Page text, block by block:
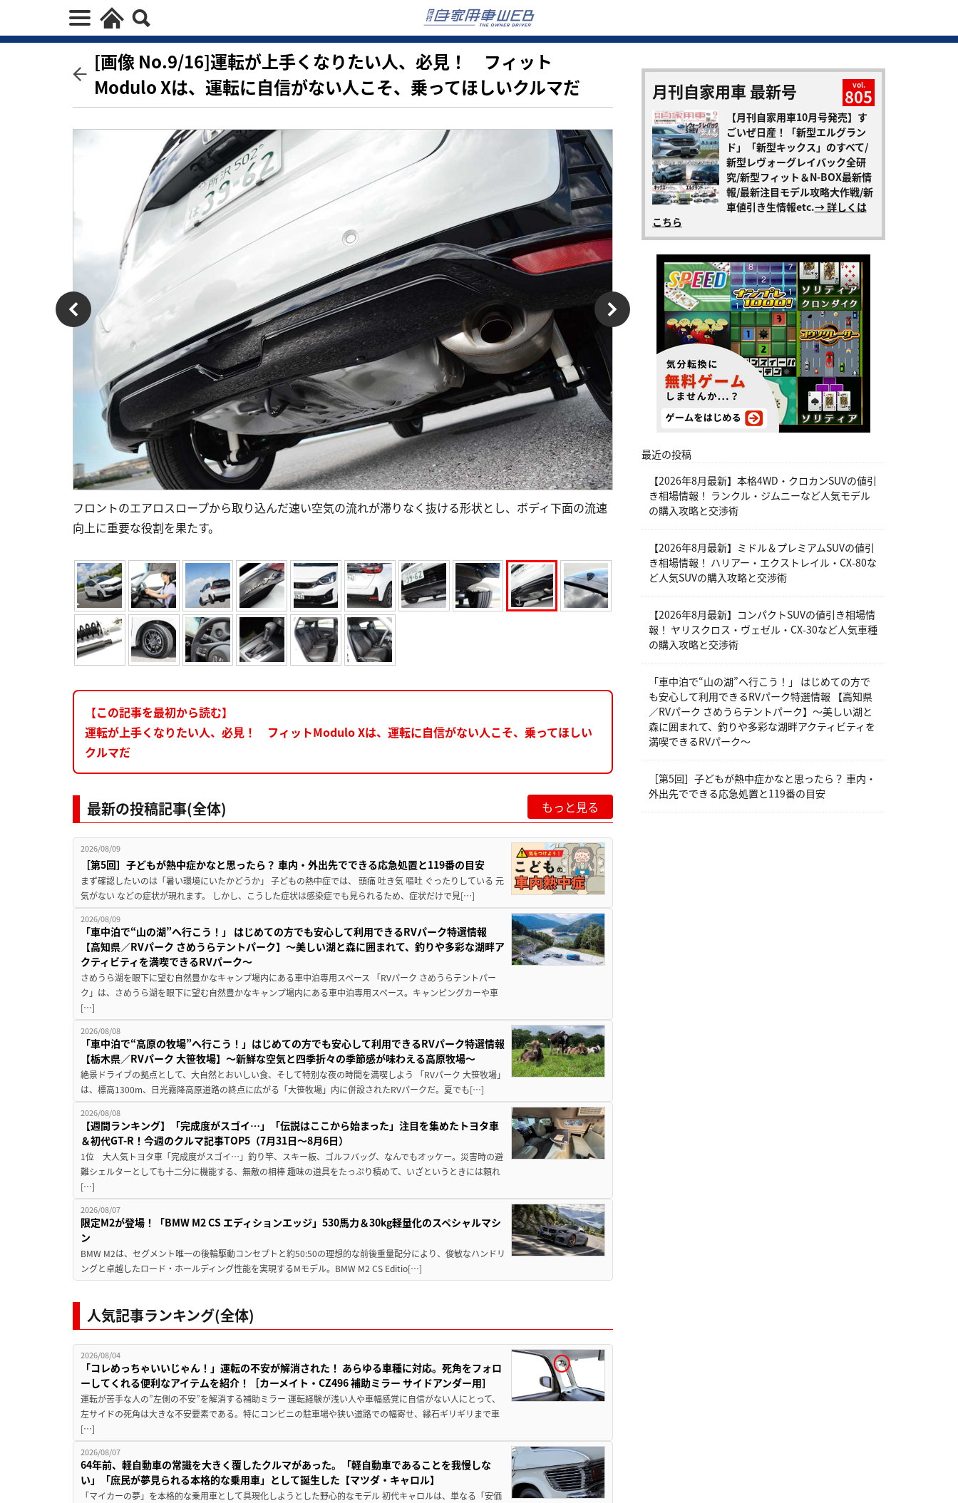
[画像 No.9/16]運転が上手くなりたい人、必見！ フィット
Modulo Xは、運転に自信がない人こそ、乗ってほしいクルマだ
フロントのエアロスロープから取り込んだ速い空気の流れが滞りなく抜ける形状とし、ボディ下面の流速
向上に重要な役割を果たす。
【この記事を最初から読む】
運転が上手くなりたい人、必見！ フィットModulo Xは、運転に自信がない人こそ、乗ってほしい
クルマだ
最新の投稿記事(全体) もっと見る
2026/08/09
［第5回］子どもが熱中症かなと思ったら？ 車内・外出先でできる応急処置と119番の目安
まず確認したいのは「暑い環境にいたかどうか」 子どもの熱中症では、 頭痛 吐き気 嘔吐 ぐったりしている 元
気がない などの症状が現れます。 しかし、こうした症状は感染症でも見られるため、症状だけで見[…]
2026/08/09
「車中泊で“山の湖”へ行こう！」 はじめての方でも安心して利用できるRVパーク特選情報
【高知県／RVパーク さめうらテントパーク】～美しい湖と森に囲まれて、釣りや多彩な湖畔ア
クティビティを満喫できるRVパーク～
さめうら湖を眼下に望む自然豊かなキャンプ場内にある車中泊専用スペース 「RVパーク さめうらテントパー
ク」は、さめうら湖を眼下に望む自然豊かなキャンプ場内にある車中泊専用スペース。キャンピングカーや車
[…]
2026/08/08
「車中泊で“高原の牧場”へ行こう！」はじめての方でも安心して利用できるRVパーク特選情報
【栃木県／RVパーク 大笹牧場】～新鮮な空気と四季折々の季節感が味わえる高原牧場～
絶景ドライブの拠点として、大自然とおいしい食、そして特別な夜の時間を満喫しよう 「RVパーク 大笹牧場」
は、標高1300m、日光霧降高原道路の終点に広がる「大笹牧場」内に併設されたRVパークだ。夏でも[…]
2026/08/08
【週間ランキング】「完成度がスゴイ…」「伝説はここから始まった」注目を集めたトヨタ車
＆初代GT-R！今週のクルマ記事TOP5（7月31日〜8月6日）
1位 大人気トヨタ車「完成度がスゴイ…」釣り竿、スキー板、ゴルフバッグ、なんでもオッケー。災害時の避
難シェルターとしても十二分に機能する、無敵の相棒 趣味の道具をたっぷり積めて、いざというときには頼れ
[…]
2026/08/07
限定M2が登場！「BMW M2 CS エディションエッジ」530馬力＆30kg軽量化のスペシャルマシ
ン
BMW M2は、セグメント唯一の後輪駆動コンセプトと約50:50の理想的な前後重量配分により、俊敏なハンドリ
ングと卓越したロード・ホールディング性能を実現するMモデル。BMW M2 CS Editio[…]
人気記事ランキング(全体)
2026/08/04
「コレめっちゃいいじゃん！」運転の不安が解消された！ あらゆる車種に対応。死角をフォロ
ーしてくれる便利なアイテムを紹介！［カーメイト・CZ496 補助ミラー サイドアンダー用］
運転が苦手な人の”左側の不安”を解消する補助ミラー 運転経験が浅い人や車幅感覚に自信がない人にとって、
左サイドの死角は大きな不安要素である。特にコンビニの駐車場や狭い道路での幅寄せ、縁石ギリギリまで車
[…]
2026/08/07
64年前、軽自動車の常識を大きく覆したクルマがあった。「軽自動車であることを我慢しな
い」「庶民が夢見られる本格的な乗用車」として誕生した【マツダ・キャロル】
「マイカーの夢」を本格的な乗用車として具現化しようとした野心的なモデル 初代キャロルは、単なる「安価
月刊自家用車 最新号 vol.
805
【月刊自家用車10月号発売】す
ごいぜ日産！「新型エルグラン
ド」「新型キックス」のすべて/
新型レヴォーグレイバック全研
究/新型フィット＆N-BOX最新情
報/最新注目モデル攻略大作戦/新
車値引き生情報etc.→ 詳しくは
こちら
最近の投稿
【2026年8月最新】本格4WD・クロカンSUVの値引
き相場情報！ ランクル・ジムニーなど人気モデル
の購入攻略と交渉術
【2026年8月最新】ミドル＆プレミアムSUVの値引
き相場情報！ ハリアー・エクストレイル・CX-80な
ど人気SUVの購入攻略と交渉術
【2026年8月最新】コンパクトSUVの値引き相場情
報！ ヤリスクロス・ヴェゼル・CX-30など人気車種
の購入攻略と交渉術
「車中泊で“山の湖”へ行こう！」 はじめての方で
も安心して利用できるRVパーク特選情報 【高知県
／RVパーク さめうらテントパーク】～美しい湖と
森に囲まれて、釣りや多彩な湖畔アクティビティを
満喫できるRVパーク～
［第5回］子どもが熱中症かなと思ったら？ 車内・
外出先でできる応急処置と119番の目安